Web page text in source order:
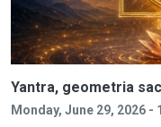
Yantra, geometria
Monday, June 29, 2026 -